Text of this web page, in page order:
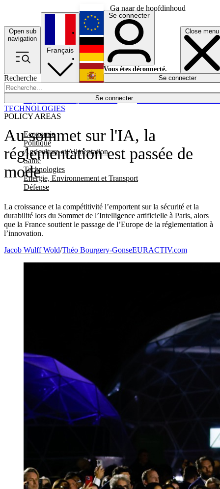
Ga naar de hoofdinhoud
Open sub
navigation
Close menu
Recherche
Se connecter
POLICY AREAS
Economie
Politique
Agriculture et Alimentation
Santé
Technologies
Energie, Environnement et Transport
Défense
Économie
Français
English
Deutsch
Español
Se connecter
Vous êtes déconnecté.
Se connecter
Au sommet sur l'IA, la
réglementation est passée de
mode
La croissance et la compétitivité l’emportent sur la sécurité et la
durabilité lors du Sommet de l’Intelligence artificielle à Paris, alors
que la France soutient le passage de l’Europe de la réglementation à
l’innovation.
TECHNOLOGIES
Jacob Wulff Wold/Théo Bourgery-GonseEURACTIV.com